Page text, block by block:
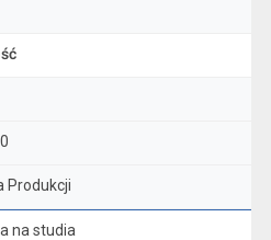
Produkcji
na studia